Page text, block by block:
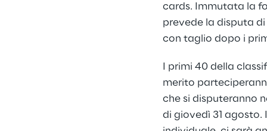
cards. Immutata la
prevede la disputa
con taglio dopo i
I primi 40 della
merito
che si disputeranno
di giovedì 31